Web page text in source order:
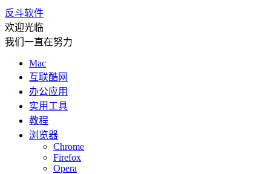
反斗软件
欢迎光临
我们一直在努力
Mac
互联酷网
办公应用
实用工具
教程
浏览器
Chrome
Firefox
Opera